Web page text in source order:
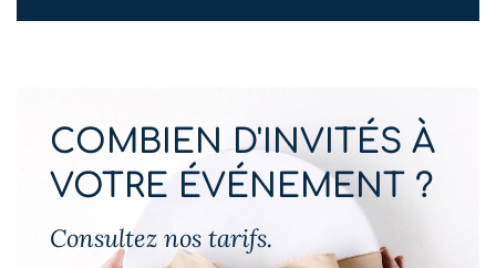
COMBIEN D'INVITÉS À
VOTRE ÉVÉNEMENT ?
Consultez nos tarifs.